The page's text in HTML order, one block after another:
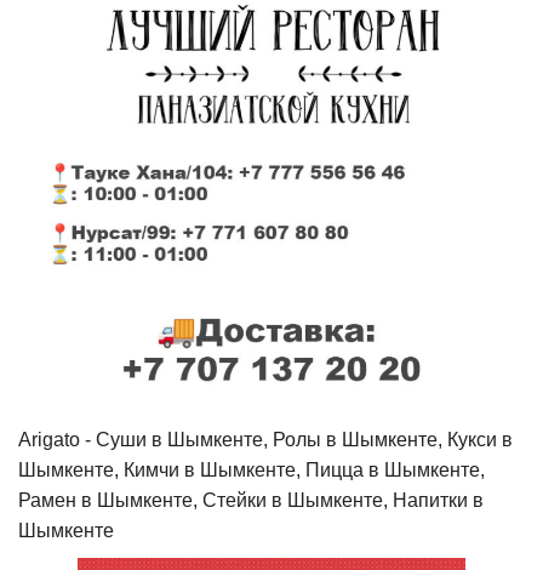
Arigato - Cуши в Шымкенте, Ролы в Шымкенте, Кукси в
Шымкенте, Кимчи в Шымкенте, Пицца в Шымкенте,
Рамен в Шымкенте, Стейки в Шымкенте, Напитки в
Шымкенте